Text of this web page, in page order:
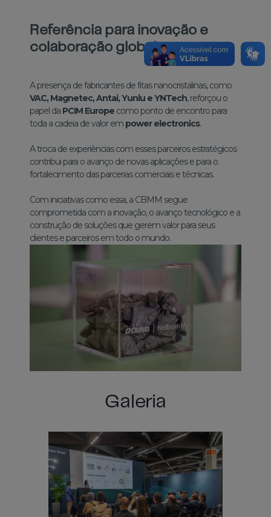
Referência para inovação e
colaboração global
A presença de fabricantes de fitas nanocristalinas, como
VAC, Magnetec, Antai, Yunlu e YNTech, reforçou o
papel da PCIM Europe como ponto de encontro para
toda a cadeia de valor em power electronics.
A troca de experiências com esses parceiros estratégicos
contribui para o avanço de novas aplicações e para o
fortalecimento das parcerias comerciais e técnicas.
Com iniciativas como essa, a CBMM segue
comprometida com a inovação, o avanço tecnológico e a
construção de soluções que gerem valor para seus
clientes e parceiros em todo o mundo.
Galeria